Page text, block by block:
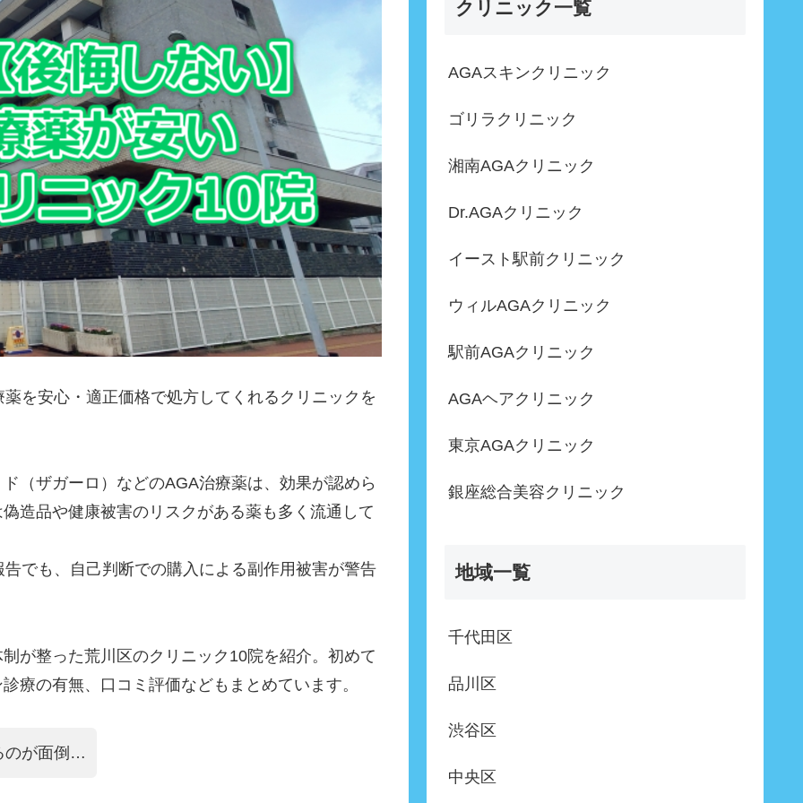
を安心・適正価格で処方してくれるクリニックを
（ザガーロ）などのAGA治療薬は、効果が認めら
造品や健康被害のリスクがある薬も多く流通して
でも、自己判断での購入による副作用被害が警告
が整った荒川区のクリニック10院を紹介。初めて
療の有無、口コミ評価などもまとめています。
のが面倒…
クリニック一覧
AGAスキンクリニック
ゴリラクリニック
湘南AGAクリニック
Dr.AGAクリニック
イースト駅前クリニック
ウィルAGAクリニック
駅前AGAクリニック
AGAヘアクリニック
東京AGAクリニック
銀座総合美容クリニック
地域一覧
千代田区
品川区
渋谷区
中央区